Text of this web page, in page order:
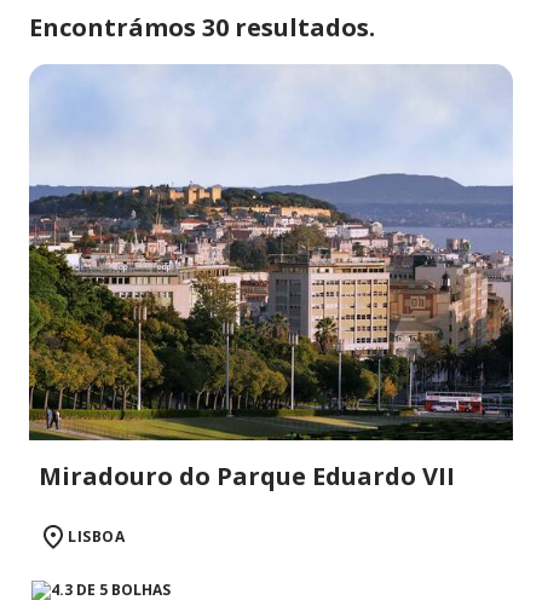
Encontrámos 30 resultados.
Miradouro do Parque Eduardo VII
LISBOA